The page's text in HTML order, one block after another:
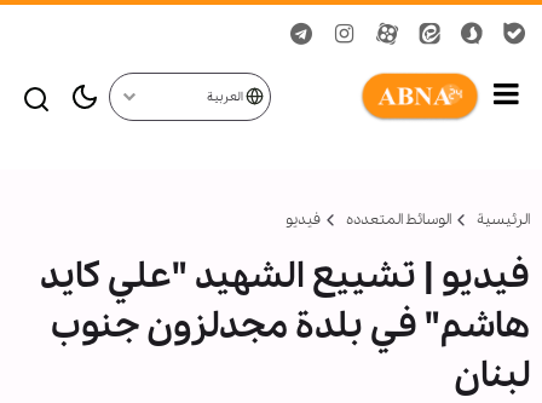
العربية
الرئيسية الوسائط المتعدده فیدیو
فيديو | تشييع الشهيد "علي كايد
هاشم" في بلدة مجدلزون جنوب
لبنان